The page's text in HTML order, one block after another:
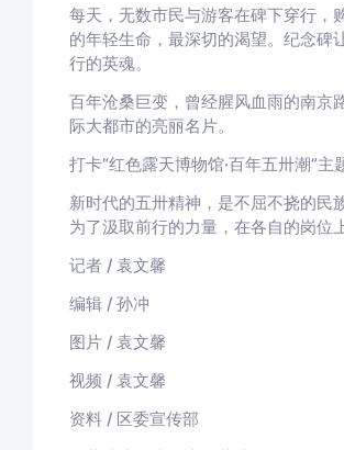
每天，无数市民与游客在碑下穿行，
的年轻生命，最深切的渴望。纪念碑
行的英魂。
百年沧桑巨变，曾经腥风血雨的南京
际大都市的亮丽名片。
打卡“红色露天博物馆·百年五卅潮”
新时代的五卅精神，是不屈不挠的民
为了汲取前行的力量，在各自的岗位
记者 / 袁文馨
编辑 / 孙冲
图片 / 袁文馨
视频 / 袁文馨
资料 / 区委宣传部